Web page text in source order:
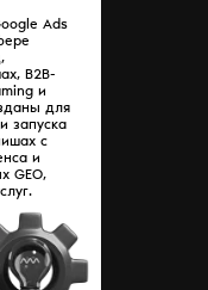
Ads
B2B-
и
для
запуска
с
и
GEO,